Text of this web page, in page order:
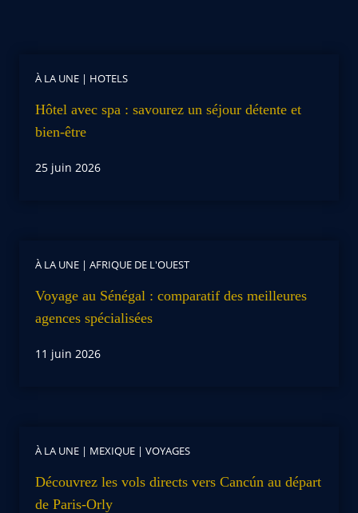
À LA UNE | HOTELS
Hôtel avec spa : savourez un séjour détente et
bien-être
25 juin 2026
À LA UNE | AFRIQUE DE L'OUEST
Voyage au Sénégal : comparatif des meilleures
agences spécialisées
11 juin 2026
À LA UNE | MEXIQUE | VOYAGES
Découvrez les vols directs vers Cancún au départ
de Paris-Orly